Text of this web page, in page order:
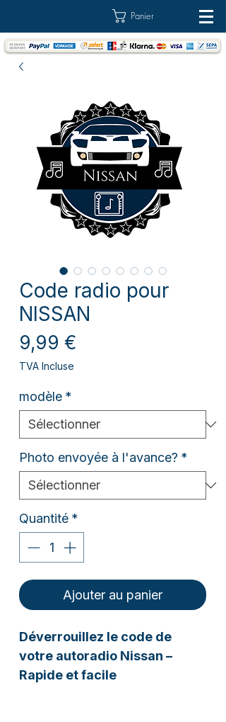
Panier
Code radio pour
NISSAN
9,99 €
TVA Incluse
modèle *
Photo envoyée à l'avance? *
Quantité *
Ajouter au panier
Déverrouillez le code de
votre autoradio Nissan –
Rapide et facile